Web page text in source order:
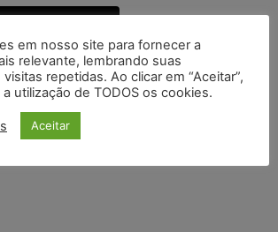
em nosso site para fornecer a
relevante, lembrando suas
repetidas. Ao clicar em “Aceitar”,
utilização de TODOS os cookies.
Aceitar